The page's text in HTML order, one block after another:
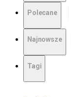
Polecane
Najnowsze
Tagi